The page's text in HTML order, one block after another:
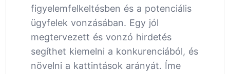
figyelemfelkeltésben és a potenciális
ügyfelek vonzásában. Egy jól
megtervezett és vonzó hirdetés
segíthet kiemelni a konkurenciából, és
növelni a kattintások arányát. Íme